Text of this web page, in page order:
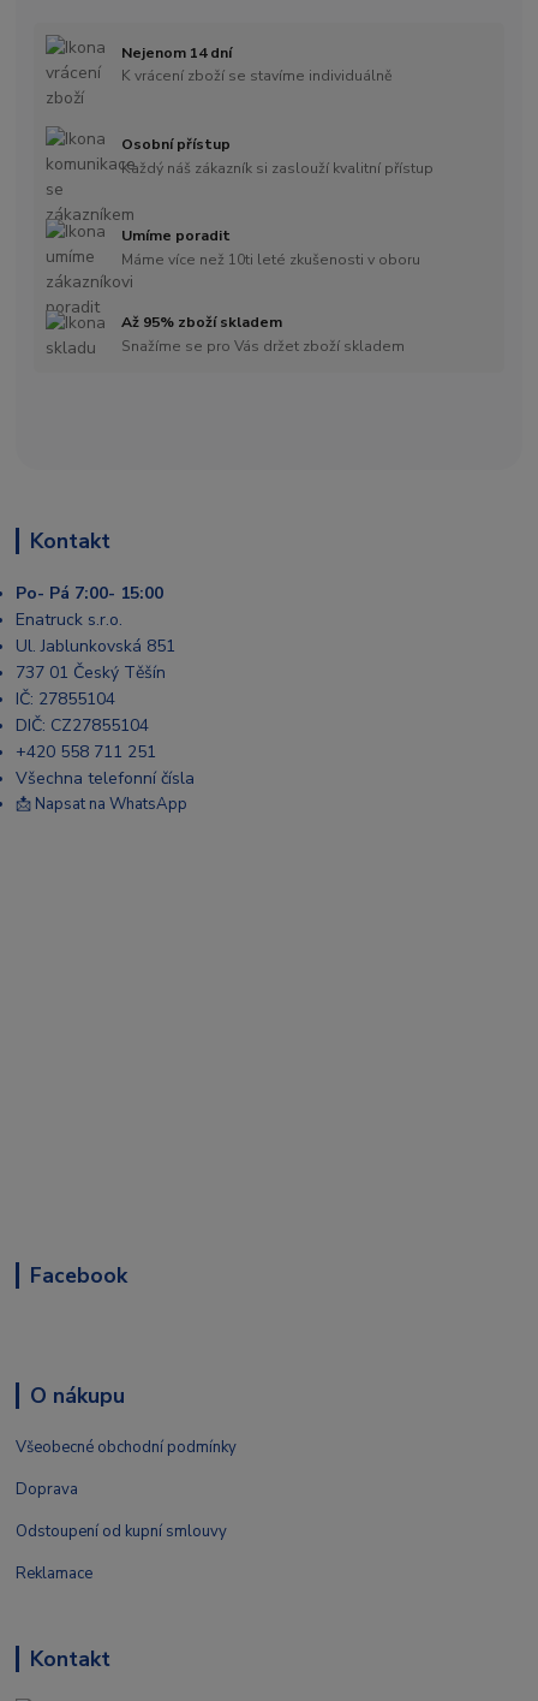
Nejenom 14 dní
K vrácení zboží se stavíme individuálně
Osobní přístup
Každý náš zákazník si zaslouží kvalitní přístup
Umíme poradit
Máme více než 10ti leté zkušenosti v oboru
Až 95% zboží skladem
Snažíme se pro Vás držet zboží skladem
Kontakt
Po- Pá 7:00- 15:00
Enatruck s.r.o.
Ul. Jablunkovská 851
737 01 Český Těšín
IČ: 27855104
DIČ: CZ27855104
+420 558 711 251
Všechna telefonní čísla
📩 Napsat na WhatsApp
Facebook
O nákupu
Všeobecné obchodní podmínky
Doprava
Odstoupení od kupní smlouvy
Reklamace
Kontakt